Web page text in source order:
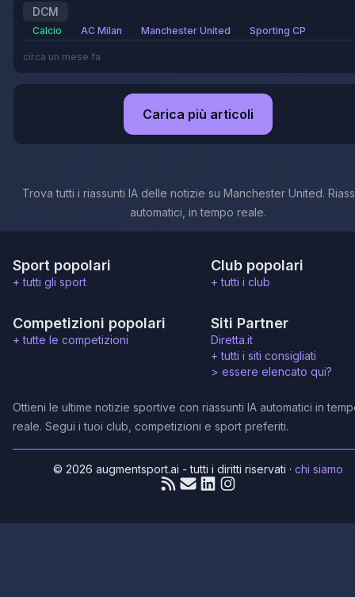
DCM
Calcio AC Milan Manchester United Sporting CP
circa un mese fa
Carica più articoli
Trova tutti i riassunti IA delle notizie su Manchester United.
automatici, in tempo reale.
Sport popolari
+ tutti gli sport
Club popolari
+ tutti i club
Competizioni popolari
+ tutte le competizioni
Siti Partner
Diretta.it
+ tutti i siti consigliati
> essere elencato qui?
Ottieni le ultime notizie sportive con riassunti IA automatici in
reale. Segui i tuoi club, competizioni e sport preferiti.
© 2026 augmentsport.ai - tutti i diritti riservati · chi siamo